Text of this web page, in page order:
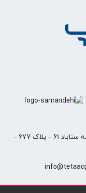
مشهد –انتهای خیابان سناباد – نرسیده به سناباد 61 – پلاک 677 –